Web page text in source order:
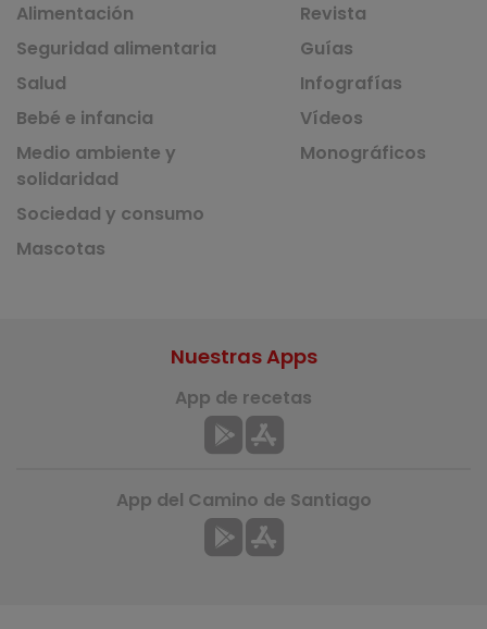
Alimentación
Seguridad alimentaria
Salud
Bebé e infancia
Medio ambiente y
solidaridad
Sociedad y consumo
Mascotas
Revista
Guías
Infografías
Vídeos
Monográficos
Nuestras Apps
App de recetas
App del Camino de Santiago